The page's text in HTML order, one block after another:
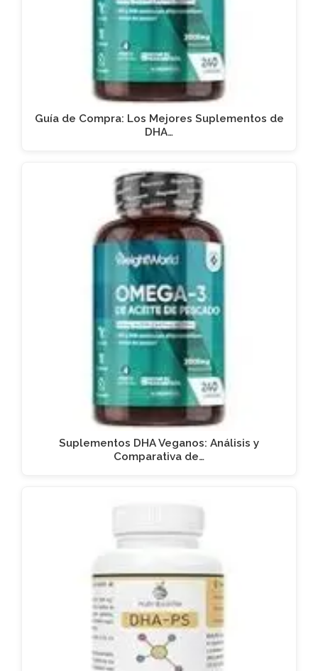
Guía de Compra: Los Mejores Suplementos de
DHA…
Suplementos DHA Veganos: Análisis y
Comparativa de…